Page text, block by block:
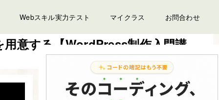
Webスキル実力テスト マイクラス お問合わせ
意する【WordPress制作入門講